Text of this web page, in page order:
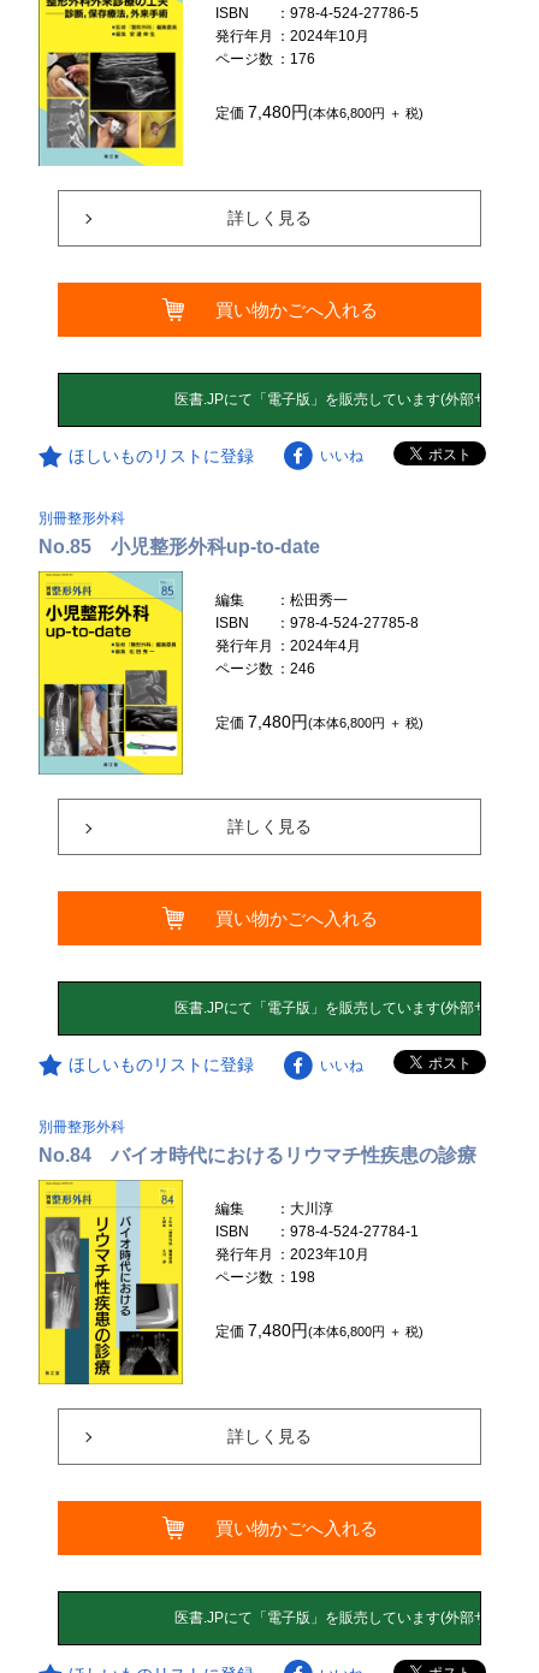
ISBN
：978-4-524-27786-5
発行年月
：2024年10月
ページ数 ：176
定価7,480円(本体6,800円 ＋ 税)
詳しく見る
買い物かごへ入れる
ほしいものリストに登録 いいね
別冊整形外科
No.85 小児整形外科up-to-date
編集
：松田秀一
ISBN
：978-4-524-27785-8
発行年月
：2024年4月
ページ数 ：246
定価7,480円(本体6,800円 ＋ 税)
詳しく見る
買い物かごへ入れる
ほしいものリストに登録 いいね
別冊整形外科
No.84 バイオ時代におけるリウマチ性疾患の診療
編集
：大川淳
ISBN
：978-4-524-27784-1
発行年月
：2023年10月
ページ数 ：198
定価 7,480円(本体6,800円 ＋ 税)
詳しく見る
買い物かごへ入れる